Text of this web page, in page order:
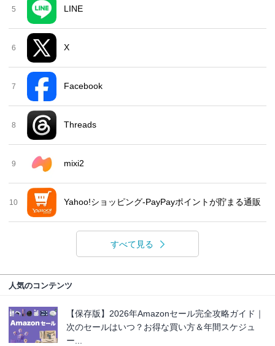
5 LINE
6 X
7 Facebook
8 Threads
9 mixi2
10 Yahoo!ショッピング-PayPayポイントが貯まる通販
すべて見る
人気のコンテンツ
【保存版】2026年Amazonセール完全攻略ガイド｜
次のセールはいつ？お得な買い方＆年間スケジュ
ー...